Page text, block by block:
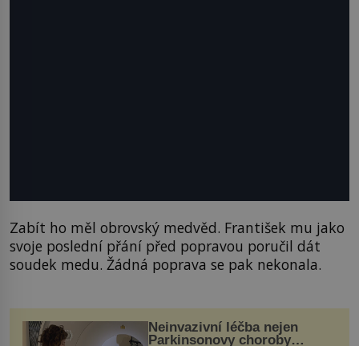
Zabít ho měl obrovský medvěd. František mu jako
svoje poslední přání před popravou poručil dát
soudek medu. Žádná poprava se pak nekonala.
Neinvazivní léčba nejen
Parkinsonovy choroby